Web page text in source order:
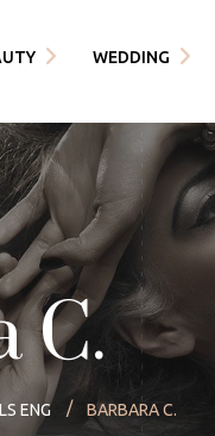
WEDDING
Matrimonio English
Italiano
C.
ENG BARBARA C.